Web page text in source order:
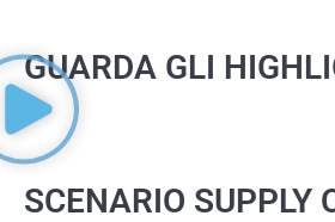
GUARDA GLI
SCENARIO SUPPLY